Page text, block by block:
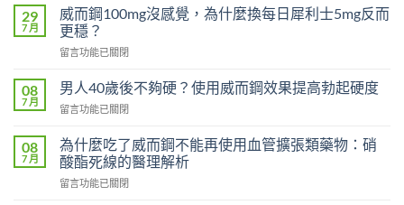
利
勁
對
早
有
嗎？
了
沒
效
別
29
7 月
威而鋼100mg沒感覺，為什麼換每日犀利士5mg反而
更穩？
在
而
鋼
100mg
感
覺，
什
留言功能已關閉
08
7 月
男人40歲後不夠硬？使用威而鋼效果提高勃起硬度
在
人
40
歲
後
留言功能已關閉
08
7 月
為什麼吃了威而鋼不能再使用血管擴張類藥物：硝
酸酯死線的醫理解析
在
留言功能已關閉